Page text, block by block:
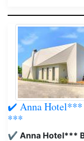
✔️ Anna Hotel***
***
✔️ Anna Hotel***